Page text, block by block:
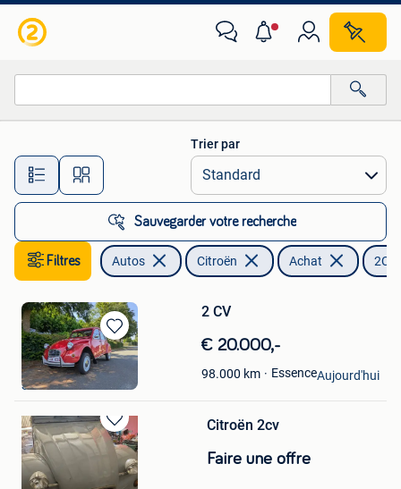
Toutes les distances…
Trier par
Sauvegarder votre recherche
Filtres Autos Citroën Achat 2CV
Sauvegarder
dans
Mes
Favoris
2 CV
€ 20.000,-
98.000 km Essence
Gino Deveeuw
Staden
Aujourd'hui
Sauvegarder
dans
Favoris
Citroën 2cv
Faire une offre